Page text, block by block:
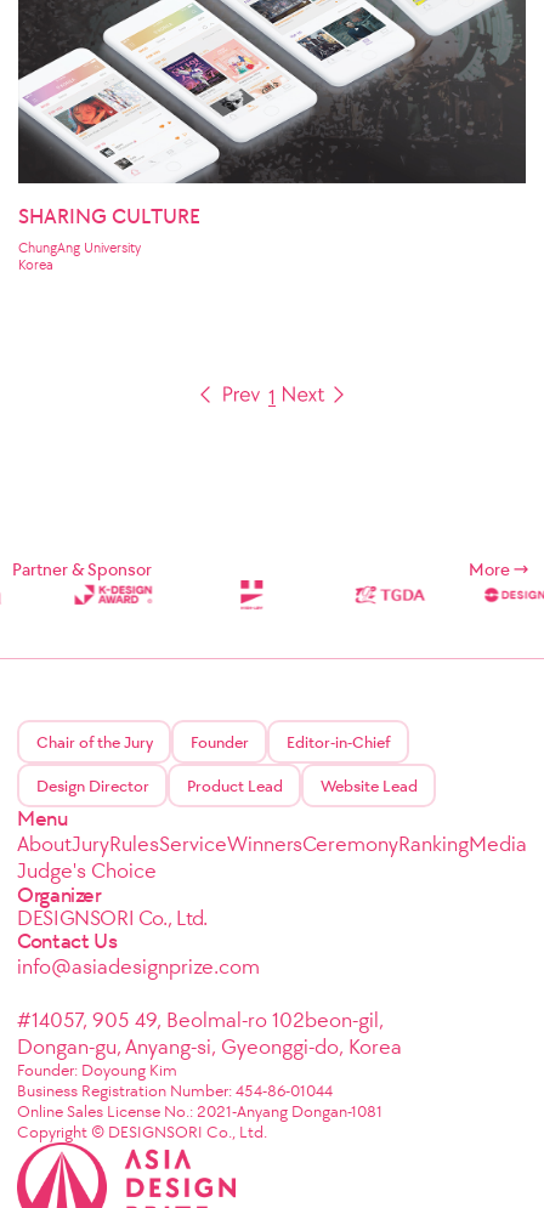
SHARING CULTURE
ChungAng University
Korea
1
Partner & Sponsor More
Chair of the Jury Founder Editor-in-Chief
Design Director Product Lead Website Lead
Menu
AboutJuryRulesServiceWinnersCeremonyRankingMedia
Judge's Choice
Organizer
DESIGNSORI Co., Ltd.
Contact Us
info@asiadesignprize.com
#14057, 905 49, Beolmal-ro 102beon-gil,
Dongan-gu, Anyang-si, Gyeonggi-do, Korea
Founder: Doyoung Kim
Business Registration Number: 454-86-01044
Online Sales License No.: 2021-Anyang Dongan-1081
Copyright © DESIGNSORI Co., Ltd.